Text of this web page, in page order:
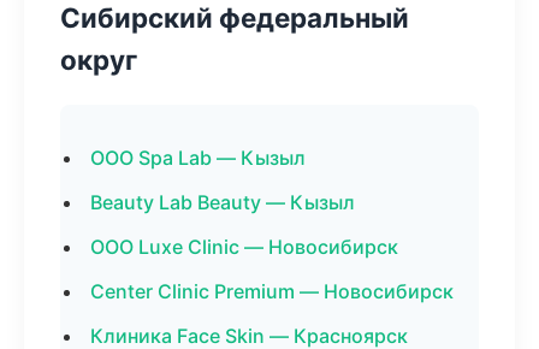
Сибирский федеральный
округ
ООО Spa Lab — Кызыл
Beauty Lab Beauty — Кызыл
ООО Luxe Clinic — Новосибирск
Center Clinic Premium — Новосибирск
Клиника Face Skin — Красноярск